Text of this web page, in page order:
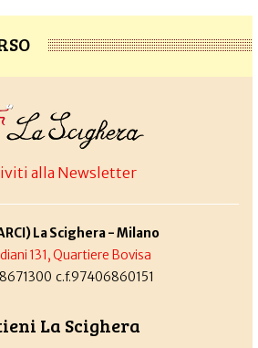
alla Newsletter
La Scighera - Milano
131, Quartiere Bovisa
c.f.97406860151
La Scighera